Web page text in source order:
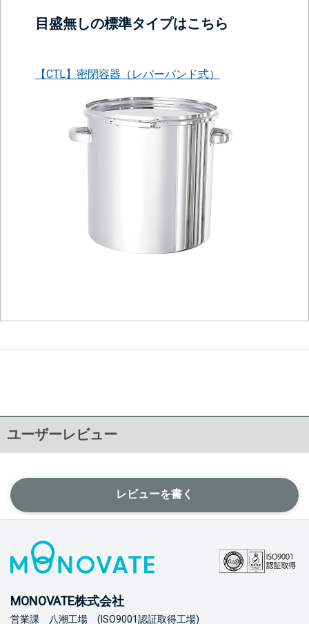
目盛無しの標準タイプはこちら
【CTL】密閉容器（レバーバンド式）
ユーザーレビュー
レビューを書く
MONOVATE株式会社
営業課 八潮工場 (ISO9001認証取得工場)